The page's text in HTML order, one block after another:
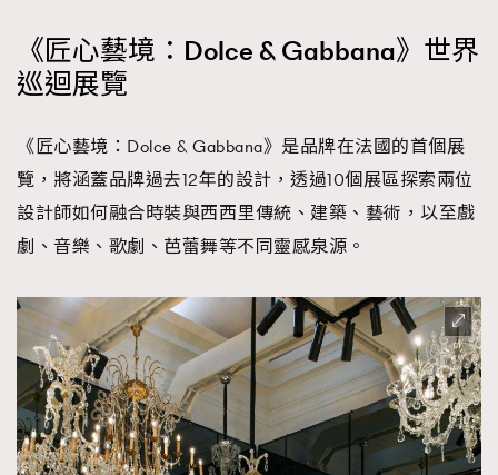
《匠心藝境：Dolce & Gabbana》世界
巡迴展覽
《匠心藝境：Dolce & Gabbana》是品牌在法國的首個展
覽，將涵蓋品牌過去12年的設計，透過10個展區探索兩位
設計師如何融合時裝與西西里傳統、建築、藝術，以至戲
劇、音樂、歌劇、芭蕾舞等不同靈感泉源。